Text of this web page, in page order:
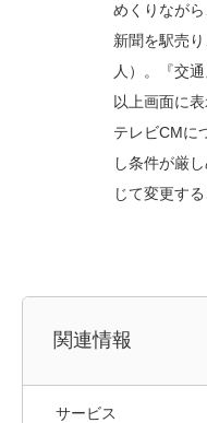
めくりなが
新聞を駅売
人）。『交
以上画面に
テレビCMに
し条件が厳
じて変更す
関連情報
サービス